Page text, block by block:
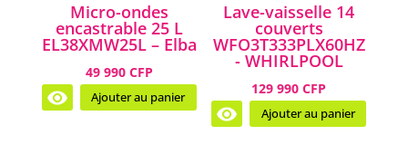
Micro-ondes
encastrable 25 L
EL38XMW25L – Elba
49 990 CFP
Ajouter au panier
Lave-vaisselle 14
couverts
WFO3T333PLX60HZ
- WHIRLPOOL
129 990 CFP
Ajouter au panier